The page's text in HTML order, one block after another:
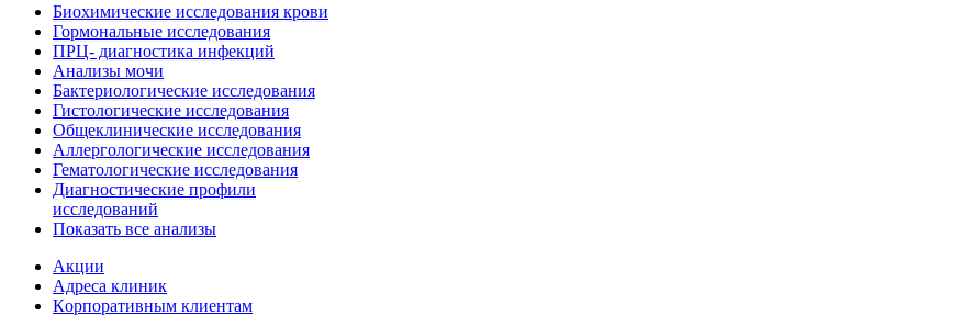
Биохимические исследования крови
Гормональные исследования
ПРЦ- диагностика инфекций
Анализы мочи
Бактериологические исследования
Гистологические исследования
Общеклинические исследования
Аллергологические исследования
Гематологические исследования
Диагностические профили
исследований
Показать все анализы
Акции
Адреса клиник
Кoрпоративным клиентам